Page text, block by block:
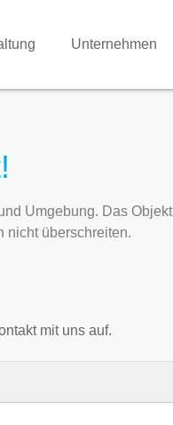
Unternehmen
Umgebung. Das Objekt
nicht überschreiten.
mit uns auf.